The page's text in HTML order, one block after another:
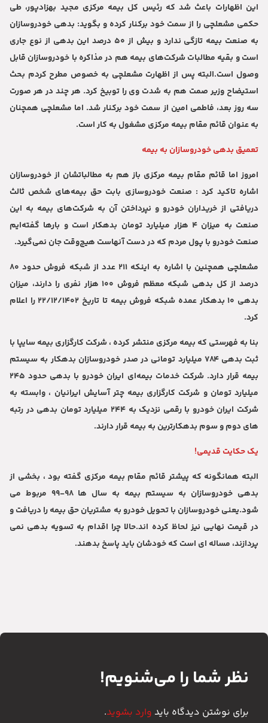
این اظهارات باعث شد که رئیس کل بیمه مرکزی مجید بهزادپور، طی
حکمی مشعلچی را از سمت خود برکنار کرده و بگوید: بدهی خودروسازان
به صنعت بیمه تازگی ندارد و بیش از ۵۰ درصد این بدهی از نوع جاری
است و بقیه مطالبات شرکت‌های بیمه هم در مذاکره با خودروسازان قابل
وصول است.البته پس از اظهارت مشعلچی به خصوص مطرح کردم بحث
استیضاح وزیر صمت هم به شدت وی را توبیخ کرد. هر چند در هر صورت
سه روز بعد، فاطمی امین از سمت خود برکنار شد. اما مشعلچی همچنان
به عنوان قائم مقام بیمه مرکزی مشغول به کار است.
تعمیق بدهی خودروسازان به بیمه
امروز اما قائم مقام بیمه مرکزی باز هم به مطالباتشان از خودروسازان
اشاره تاکید کرد : صنعت خودروسازی بابت حق بیمه‌های شخص ثالث
دریافتی از خریداران خودرو و نپرداختن آن به شرکت‌های بیمه به این
صنعت به میزان ۴ هزار میلیارد تومان بدهکار است و بارها گفته‌ایم
صنعت خودرو با پول مردم که در دست آنهاست هیچ‌وقت جان نمی‌گیرد.
مشعلچی همچنین با اشاره به اینکه ۲۱۱ عدد از شبکه فروش حدود ۸۰
درصد از کل بدهی شبکه معظم فروش ۱۰۰ هزار نفری را دارند، میزان
بدهی ۱۰ بدهکار عمده شبکه فروش بیمه تا تاریخ ۲۲/۱۲/۱۴۰۲ را اعلام
کرد.
بنا به فهرستی که بیمه مرکزی منتشر کرده ، شرکت کارگزاری بیمه سایپا با
ثبت بدهی ۷۸۴ میلیارد تومانی در صدر خودروسازان بدهکار به سیستم
بیمه قرار دارد. شرکت خدمات بیمه‌ای ایران خودرو با بدهی حدود ۲۴۵
میلیارد تومان و شرکت کارگزاری بیمه چتر آسایش ایرانیان ، وابسته به
شرکت ایران خودرو با رقمی نزدیک به ۲۴۴ میلیارد تومان بدهی در رتبه
های دوم و سوم بدهکارترین به بیمه قرار دارند.
یک حکایت قدیمی!
البته همانگونه که پیشتر قائم مقام بیمه مرکزی گفته بود ، بخشی از
بدهی خودروسازان به سیستم بیمه به سال ها ۹۸-۹۹ مربوط می
شود.یعنی خودروسازان با تحویل خودرو به مشتریان حق بیمه را دریافت و
در قیمت نهایی نیز لحاظ کرده اند.حالا چرا اقدام به تسویه بدهی نمی
پردازند، مساله ای است که خودشان باید پاسخ بدهند.
نظر شما را می‌شنویم!
برای نوشتن دیدگاه باید وارد بشوید.